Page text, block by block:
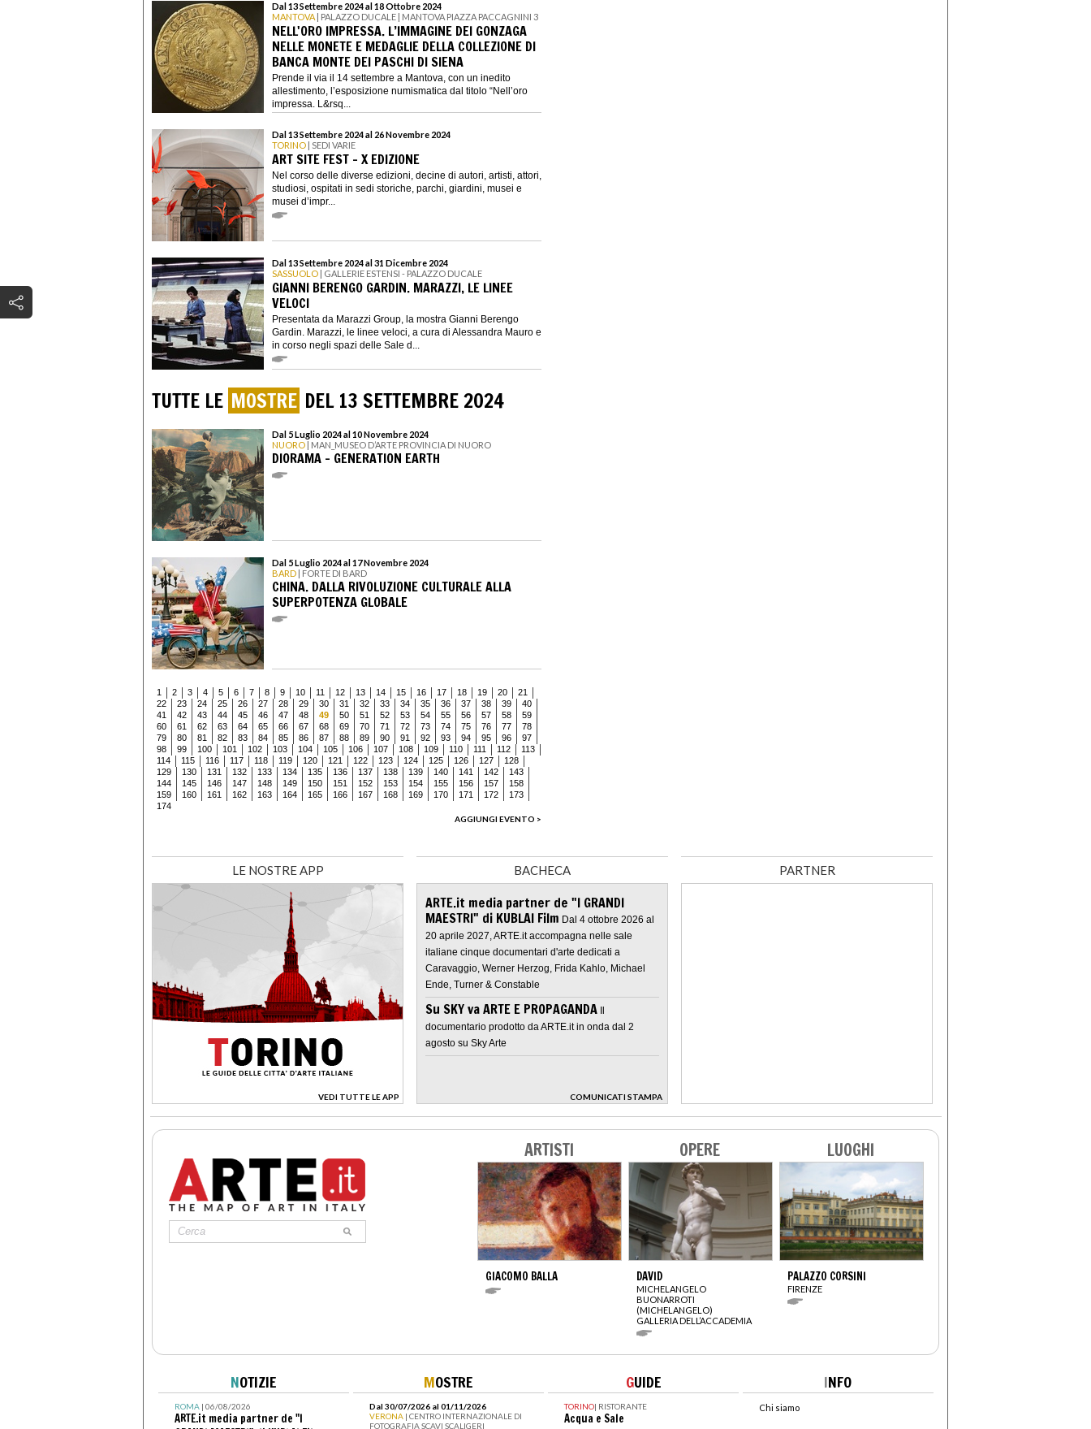
Dal 13 Settembre 2024 al 18 Ottobre 2024
MANTOVA | PALAZZO DUCALE | MANTOVA PIAZZA PACCAGNINI 3
NELL'ORO IMPRESSA. L’IMMAGINE DEI GONZAGA
NELLE MONETE E MEDAGLIE DELLA COLLEZIONE DI
BANCA MONTE DEI PASCHI DI SIENA
Prende il via il 14 settembre a Mantova, con un inedito
allestimento, l’esposizione numismatica dal titolo “Nell’oro
impressa. L&rsq...
Dal 13 Settembre 2024 al 26 Novembre 2024
TORINO | SEDI VARIE
ART SITE FEST - X EDIZIONE
Nel corso delle diverse edizioni, decine di autori, artisti, attori,
studiosi, ospitati in sedi storiche, parchi, giardini, musei e
musei d’impr...
Dal 13 Settembre 2024 al 31 Dicembre 2024
SASSUOLO | GALLERIE ESTENSI - PALAZZO DUCALE
GIANNI BERENGO GARDIN. MARAZZI, LE LINEE
VELOCI
Presentata da Marazzi Group, la mostra Gianni Berengo
Gardin. Marazzi, le linee veloci, a cura di Alessandra Mauro e
in corso negli spazi delle Sale d...
TUTTE LE MOSTRE DEL 13 SETTEMBRE 2024
Dal 5 Luglio 2024 al 10 Novembre 2024
NUORO | MAN_MUSEO D’ARTE PROVINCIA DI NUORO
DIORAMA – GENERATION EARTH
Dal 5 Luglio 2024 al 17 Novembre 2024
BARD | FORTE DI BARD
CHINA. DALLA RIVOLUZIONE CULTURALE ALLA
SUPERPOTENZA GLOBALE
1 2 3 4 5 6 7 8 9 10 11 12 13 14 15 16 17 18 19 20
21
22
23 24 25 26 27 28 29 30 31 32 33 34 35 36 37 38 39
40
41
42 43 44 45 46 47 48 49 50 51 52 53 54 55 56 57 58
59
60
61 62 63 64 65 66 67 68 69 70 71 72 73 74 75 76 77
78
79
80 81 82 83 84 85 86 87 88 89 90 91 92 93 94 95 96
97
98
99 100 101 102 103 104 105 106 107 108 109 110 111 112
113
114
115 116 117 118 119 120 121 122 123 124 125 126 127
128
129
130 131 132 133 134 135 136 137 138 139 140 141 142
143
144
145 146 147 148 149 150 151 152 153 154 155 156 157
158
159
160 161 162 163 164 165 166 167 168 169 170 171 172
173
174
AGGIUNGI EVENTO >
LE NOSTRE APP
VEDI TUTTE LE APP
>
BACHECA
ARTE.it media partner de "I GRANDI
MAESTRI" di KUBLAI Film Dal 4 ottobre 2026 al
20 aprile 2027, ARTE.it accompagna nelle sale
italiane cinque documentari d'arte dedicati a
Caravaggio, Werner Herzog, Frida Kahlo, Michael
Ende, Turner & Constable
Su SKY va ARTE E PROPAGANDA Il
documentario prodotto da ARTE.it in onda dal 2
agosto su Sky Arte
COMUNICATI STAMPA
>
PARTNER
ARTISTI
GIACOMO BALLA
OPERE
DAVID
MICHELANGELO
BUONARROTI
(MICHELANGELO)
GALLERIA DELL’ACCADEMIA
LUOGHI
PALAZZO CORSINI
FIRENZE
NOTIZIE
ROMA| 06/08/2026
ARTE.it media partner de "I
MOSTRE
Dal 30/07/2026 al 01/11/2026
VERONA | CENTRO INTERNAZIONALE DI
FOTOGRAFIA SCAVI SCALIGERI
GUIDE
TORINO| RISTORANTE
Acqua e Sale
INFO
Chi siamo